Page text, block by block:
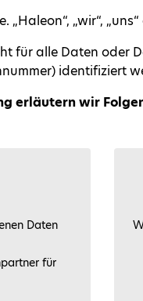
„wir“,
für alle Daten oder
identifiziert
erläutern wir
Daten
für